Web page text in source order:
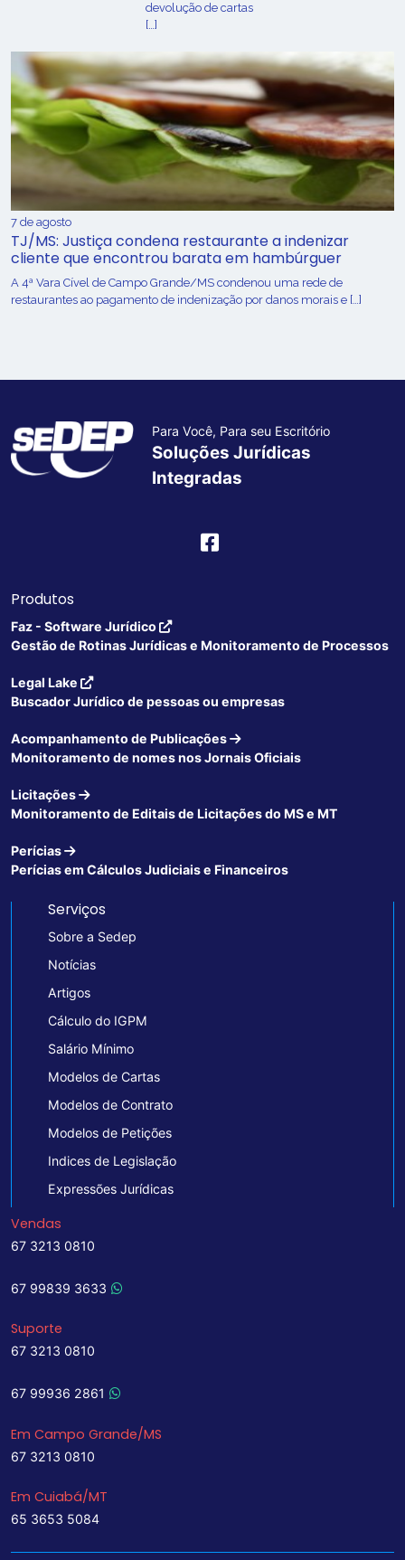
devolução de cartas
[…]
7 de agosto
TJ/MS: Justiça condena restaurante a indenizar
cliente que encontrou barata em hambúrguer
A 4ª Vara Cível de Campo Grande/MS condenou uma rede de
restaurantes ao pagamento de indenização por danos morais e […]
Para Você, Para seu Escritório
Soluções Jurídicas
Integradas
Produtos
Faz - Software Jurídico
Gestão de Rotinas Jurídicas e Monitoramento de Processos
Legal Lake
Buscador Jurídico de pessoas ou empresas
Acompanhamento de Publicações
Monitoramento de nomes nos Jornais Oficiais
Licitações
Monitoramento de Editais de Licitações do MS e MT
Perícias
Perícias em Cálculos Judiciais e Financeiros
Serviços
Sobre a Sedep
Notícias
Artigos
Cálculo do IGPM
Salário Mínimo
Modelos de Cartas
Modelos de Contrato
Modelos de Petições
Indices de Legislação
Expressões Jurídicas
Vendas
67 3213 0810
67 99839 3633
Suporte
67 3213 0810
67 99936 2861
Em Campo Grande/MS
67 3213 0810
Em Cuiabá/MT
65 3653 5084